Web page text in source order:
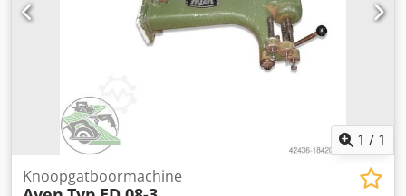
1 / 1
Knoopgatboormachine